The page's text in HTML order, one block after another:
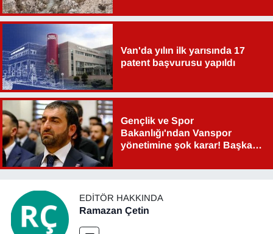
Van'da yılın ilk yarısında 17
patent başvurusu yapıldı
Gençlik ve Spor
Bakanlığı'ndan Vanspor
yönetimine şok karar! Başkan
EDITÖR HAKKINDA
Ramazan Çetin
VAN'DA SPOR
Vasıta
YAŞAM
YEREL